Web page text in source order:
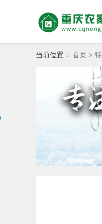
当前位置： 首页 >